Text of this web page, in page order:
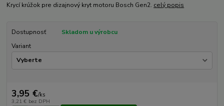
Krycí krúžok pre dizajnový kryt motoru Bosch Gen2. celý popis
Dostupnosť
Skladom u výrobcu
Variant
3,95 €/ks
3,21 € bez DPH